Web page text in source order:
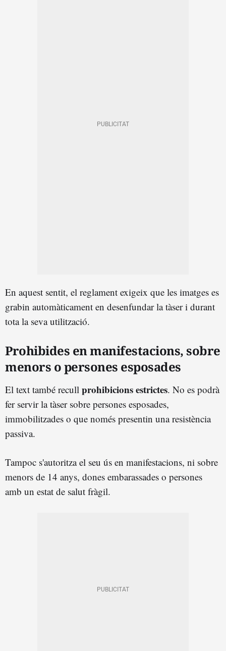
En aquest sentit, el reglament exigeix que les imatges es
grabin automàticament en desenfundar la tàser i durant
tota la seva utilització.
Prohibides en manifestacions, sobre
menors o persones esposades
El text també recull prohibicions estrictes. No es podrà
fer servir la tàser sobre persones esposades,
immobilitzades o que només presentin una resistència
passiva.
Tampoc s'autoritza el seu ús en manifestacions, ni sobre
menors de 14 anys, dones embarassades o persones
amb un estat de salut fràgil.